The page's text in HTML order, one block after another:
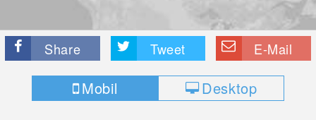
Share Tweet E-Mail
Mobil Desktop